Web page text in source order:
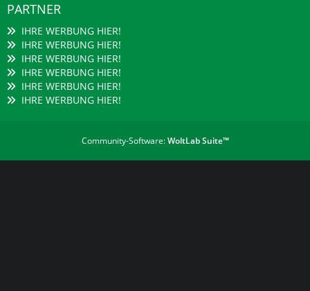
PARTNER
IHRE WERBUNG HIER!
IHRE WERBUNG HIER!
IHRE WERBUNG HIER!
IHRE WERBUNG HIER!
IHRE WERBUNG HIER!
IHRE WERBUNG HIER!
Community-Software:WoltLab Suite™